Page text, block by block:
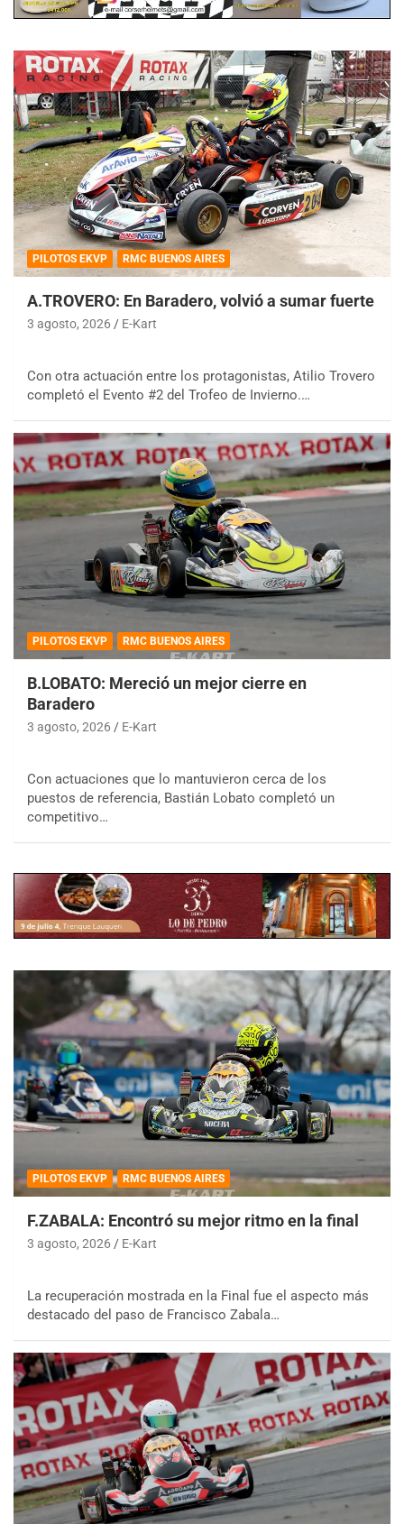
PILOTOS EKVP RMC BUENOS AIRES
A.TROVERO: En Baradero, volvió a sumar fuerte
3 agosto, 2026 E-Kart
Con otra actuación entre los protagonistas, Atilio Trovero
completó el Evento #2 del Trofeo de Invierno.…
PILOTOS EKVP RMC BUENOS AIRES
B.LOBATO: Mereció un mejor cierre en
Baradero
3 agosto, 2026 E-Kart
Con actuaciones que lo mantuvieron cerca de los
puestos de referencia, Bastián Lobato completó un
competitivo…
PILOTOS EKVP RMC BUENOS AIRES
F.ZABALA: Encontró su mejor ritmo en la final
3 agosto, 2026 E-Kart
La recuperación mostrada en la Final fue el aspecto más
destacado del paso de Francisco Zabala…